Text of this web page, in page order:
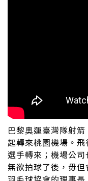
巴黎奧運臺灣隊射
起轉來桃園機場。
選手轉來；機場公司
無欲拍球了後，毋